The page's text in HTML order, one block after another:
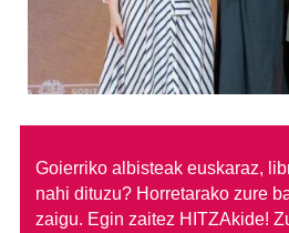
Goierriko albisteak euskaraz,
nahi dituzu? Horretarako zure
zaigu. Egin zaitez HITZAkide!